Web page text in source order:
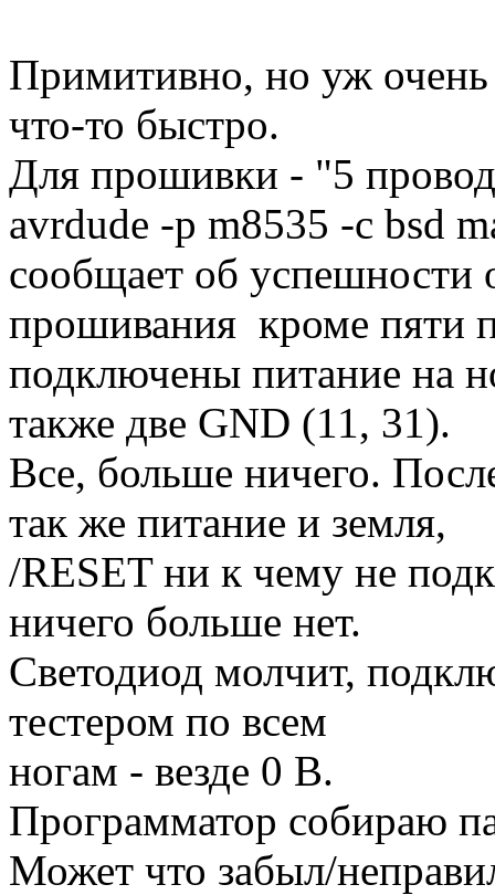
Примитивно, но уж очень
что-то быстро.
Для прошивки - "5
avrdude -p m8535 -c bsd
сообщает об успешности
прошивания кроме пяти
подключены питание на
также две GND (11, 31).
Все, больше ничего.
так же питание и земля,
/RESET ни к чему не
ничего больше нет.
Светодиод молчит,
тестером по всем
ногам - везде 0 В.
Программатор собираю
Может что забыл/